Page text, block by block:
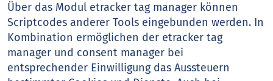
Über das Modul etracker tag manager können
Scriptcodes anderer Tools eingebunden werden. In
Kombination ermöglichen der etracker tag
manager und consent manager bei
entsprechender Einwilligung das Aussteuern